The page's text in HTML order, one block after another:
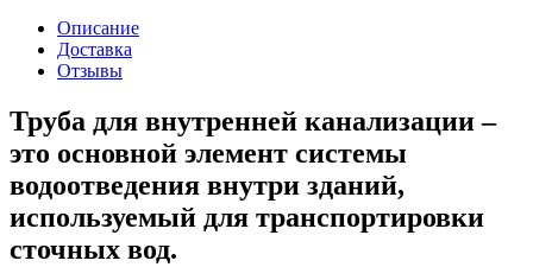
Описание
Доставка
Отзывы
Труба для внутренней канализации–
это основной элемент системы
водоотведения внутри зданий,
используемый для транспортировки
сточных вод.